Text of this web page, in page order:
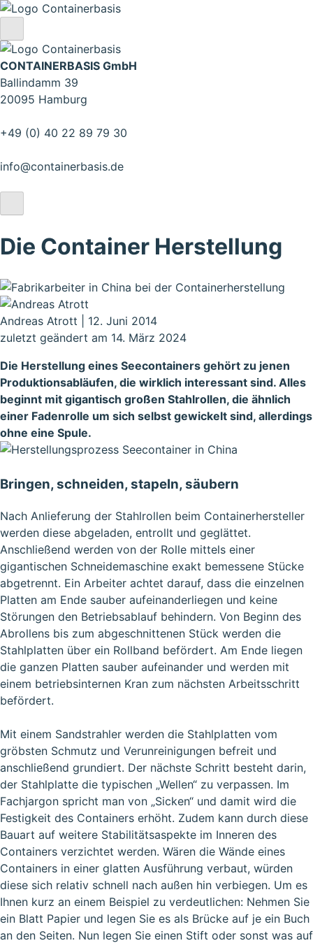
CONTAINERBASIS GmbH
Ballindamm 39
20095 Hamburg
+49 (0) 40 22 89 79 30
info@containerbasis.de
Die Container Herstellung
Andreas Atrott
12. Juni 2014
zuletzt geändert am 14. März 2024
Die Herstellung eines Seecontainers gehört zu jenen
Produktionsabläufen, die wirklich interessant sind. Alles
beginnt mit gigantisch großen Stahlrollen, die ähnlich
einer Fadenrolle um sich selbst gewickelt sind, allerdings
ohne eine Spule.
Bringen, schneiden, stapeln, säubern
Nach Anlieferung der Stahlrollen beim Containerhersteller
werden diese abgeladen, entrollt und geglättet.
Anschließend werden von der Rolle mittels einer
gigantischen Schneidemaschine exakt bemessene Stücke
abgetrennt. Ein Arbeiter achtet darauf, dass die einzelnen
Platten am Ende sauber aufeinanderliegen und keine
Störungen den Betriebsablauf behindern. Von Beginn des
Abrollens bis zum abgeschnittenen Stück werden die
Stahlplatten über ein Rollband befördert. Am Ende liegen
die ganzen Platten sauber aufeinander und werden mit
einem betriebsinternen Kran zum nächsten Arbeitsschritt
befördert.
Mit einem Sandstrahler werden die Stahlplatten vom
gröbsten Schmutz und Verunreinigungen befreit und
anschließend grundiert. Der nächste Schritt besteht darin,
der Stahlplatte die typischen „Wellen“ zu verpassen. Im
Fachjargon spricht man von „Sicken“ und damit wird die
Festigkeit des Containers erhöht. Zudem kann durch diese
Bauart auf weitere Stabilitätsaspekte im Inneren des
Containers verzichtet werden. Wären die Wände eines
Containers in einer glatten Ausführung verbaut, würden
diese sich relativ schnell nach außen hin verbiegen. Um es
Ihnen kurz an einem Beispiel zu verdeutlichen: Nehmen Sie
ein Blatt Papier und legen Sie es als Brücke auf je ein Buch
an den Seiten. Nun legen Sie einen Stift oder sonst was auf